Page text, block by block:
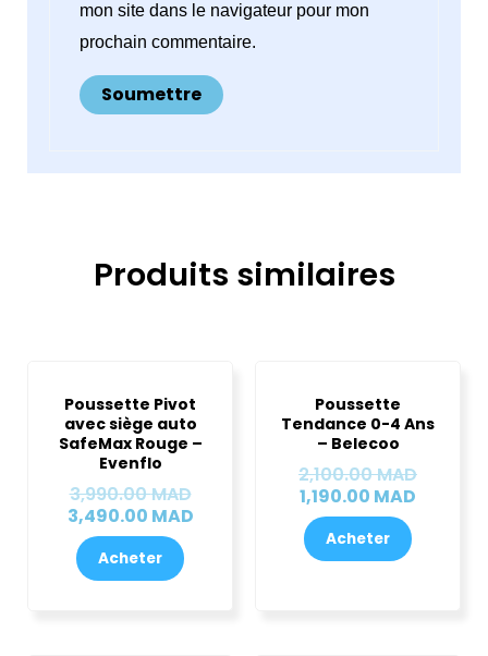
mon site dans le navigateur pour mon
prochain commentaire.
Produits similaires
Poussette Pivot
avec siège auto
SafeMax Rouge –
Evenflo
3,990.00MAD
prix
initial
était :
3,490.00 MAD
prix
actuel
est :
Acheter
Poussette
Tendance 0-4 Ans
– Belecoo
2,100.00MAD
initial
était :
1,190.00 MAD
actuel
est :
Acheter